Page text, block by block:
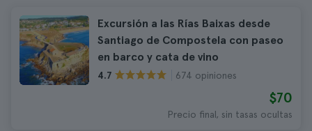
Excursión a las Rías Baixas desde
Santiago de Compostela con paseo
en barco y cata de vino
4.7 674 opiniones
$70
Precio final, sin tasas ocultas